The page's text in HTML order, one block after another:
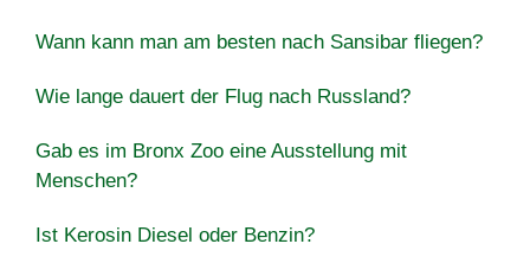
Wann kann man am besten nach Sansibar fliegen?
Wie lange dauert der Flug nach Russland?
Gab es im Bronx Zoo eine Ausstellung mit
Menschen?
Ist Kerosin Diesel oder Benzin?